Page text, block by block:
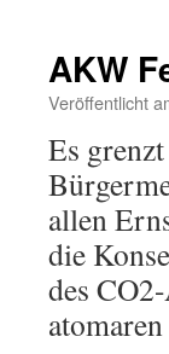
AKW
Veröffentlicht
Es
allen
die
des